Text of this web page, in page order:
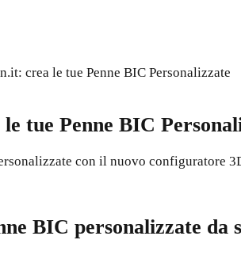
crea le tue Penne BIC Personalizzate
tue Penne BIC
con il nuovo configuratore
BIC personalizzate